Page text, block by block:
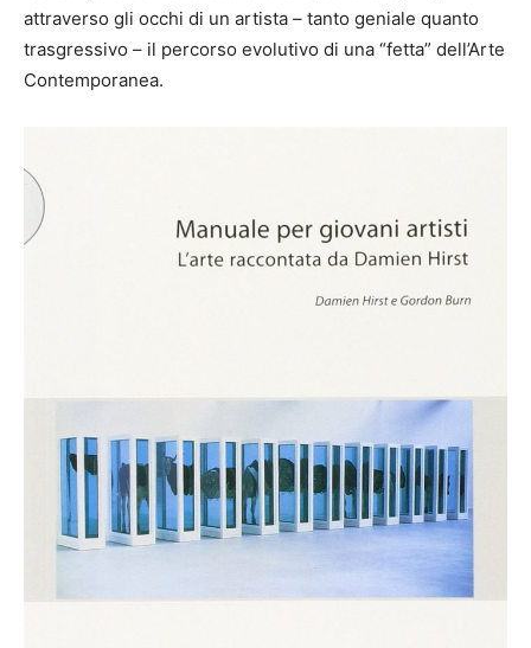
attraverso gli occhi di un artista – tanto geniale quanto
trasgressivo – il percorso evolutivo di una “fetta” dell’Arte
Contemporanea.